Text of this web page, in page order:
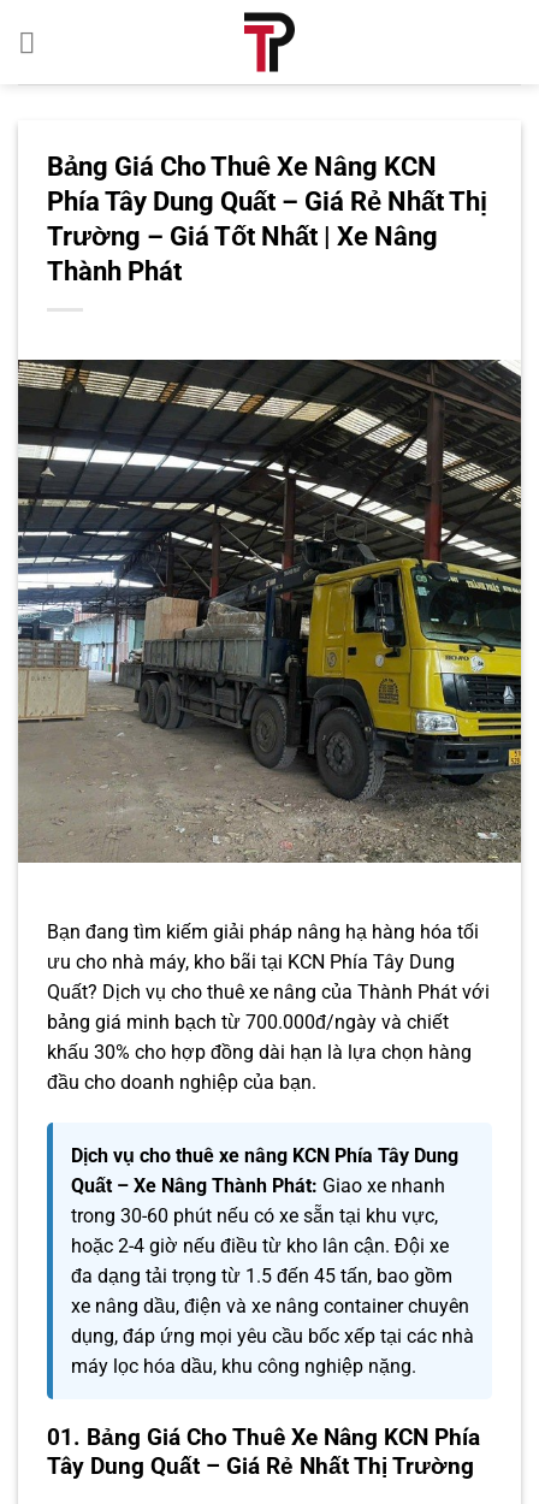
Bảng Giá Cho Thuê Xe Nâng KCN
Phía Tây Dung Quất – Giá Rẻ Nhất Thị
Trường – Giá Tốt Nhất | Xe Nâng
Thành Phát
Bạn đang tìm kiếm giải pháp nâng hạ hàng hóa tối
ưu cho nhà máy, kho bãi tại KCN Phía Tây Dung
Quất? Dịch vụ cho thuê xe nâng của Thành Phát với
bảng giá minh bạch từ 700.000đ/ngày và chiết
khấu 30% cho hợp đồng dài hạn là lựa chọn hàng
đầu cho doanh nghiệp của bạn.
Dịch vụ cho thuê xe nâng KCN Phía Tây Dung
Quất – Xe Nâng Thành Phát: Giao xe nhanh
trong 30-60 phút nếu có xe sẵn tại khu vực,
hoặc 2-4 giờ nếu điều từ kho lân cận. Đội xe
đa dạng tải trọng từ 1.5 đến 45 tấn, bao gồm
xe nâng dầu, điện và xe nâng container chuyên
dụng, đáp ứng mọi yêu cầu bốc xếp tại các nhà
máy lọc hóa dầu, khu công nghiệp nặng.
01. Bảng Giá Cho Thuê Xe Nâng KCN Phía
Tây Dung Quất – Giá Rẻ Nhất Thị Trường